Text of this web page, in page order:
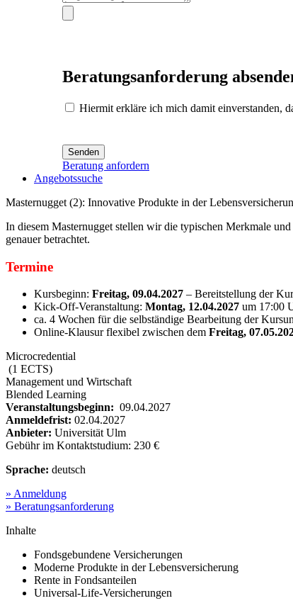
Beratungsanforderung
Hiermit erkläre ich mich damit einverstanden,
Senden
Beratung anfordern
Angebotssuche
Masternugget (2): Innovative Produkte in der
In diesem Masternugget stellen wir die typischen Merkmale
genauer betrachtet.
Termine
Kursbeginn: Freitag, 09.04.2027 – Bereitstellung der
Kick-Off-Veranstaltung: Montag, 12.04.2027 um 17:00
ca. 4 Wochen für die selbständige Bearbeitung der
Online-Klausur flexibel zwischen dem Freitag,
Microcredential
(1 ECTS)
Management und Wirtschaft
Blended Learning
Veranstaltungsbeginn: 09.04.2027
Anmeldefrist: 02.04.2027
Anbieter: Universität Ulm
Gebühr im Kontaktstudium: 230 €
Sprache: deutsch
» Anmeldung
» Beratungsanforderung
Inhalte
Fondsgebundene Versicherungen
Moderne Produkte in der Lebensversicherung
Rente in Fondsanteilen
Universal-Life-Versicherungen